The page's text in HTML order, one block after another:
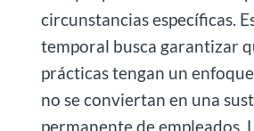
circunstancias específicas.
temporal busca garantizar
prácticas tengan un
no se conviertan en una
permanente de empleados.